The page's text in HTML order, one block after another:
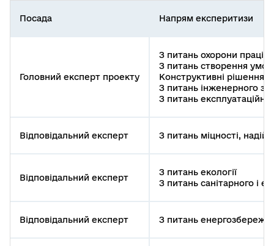
Посада Напрям експеритизи
Головний експерт проекту
З питань охорони праці
З питань створення умов
Конструктивні рішення
З питань інженерного
З питань
Відповідальний експерт З питань міцності,
Відповідальний експерт
З питань екології
З питань санітарного і
Відповідальний експерт З питань